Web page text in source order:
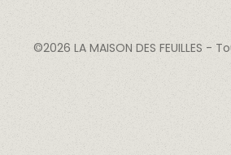
©2026 LA MAISON DES FEUILLES -